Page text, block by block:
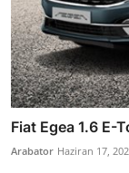
Fiat Egea 1.6 E-
Arabator Haziran 17,